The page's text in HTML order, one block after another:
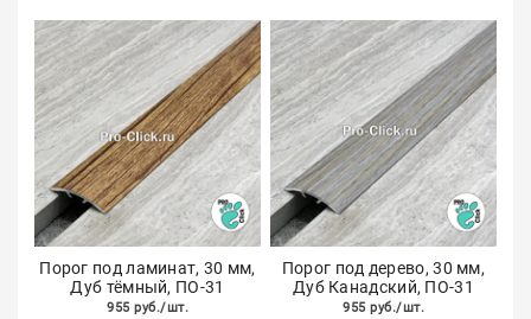
Порог под ламинат, 30 мм,
Дуб тёмный, ПО-31
955 руб./шт.
Порог под дерево, 30 мм,
Дуб Канадский, ПО-31
955 руб./шт.